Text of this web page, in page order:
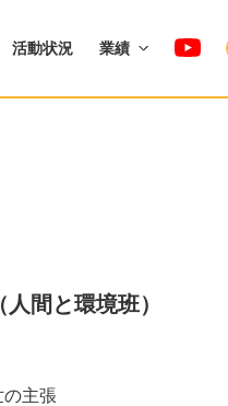
活動状況 業績
間と環境班）
の主張